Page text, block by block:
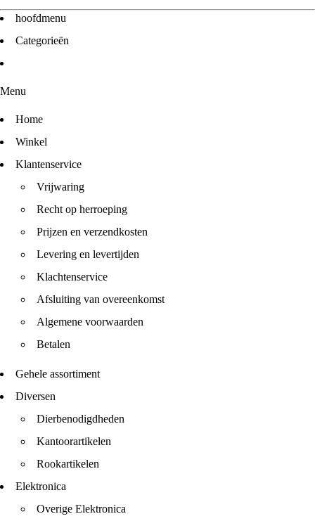
hoofdmenu
Categorieën
Menu
Home
Winkel
Klantenservice
Vrijwaring
Recht op herroeping
Prijzen en verzendkosten
Levering en levertijden
Klachtenservice
Afsluiting van overeenkomst
Algemene voorwaarden
Betalen
Gehele assortiment
Diversen
Dierbenodigdheden
Kantoorartikelen
Rookartikelen
Elektronica
Overige Elektronica